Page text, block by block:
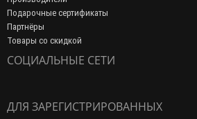
Подарочные сертификаты
Партнёры
Товары со скидкой
СОЦИАЛЬНЫЕ СЕТИ
ДЛЯ ЗАРЕГИСТРИРОВАННЫХ